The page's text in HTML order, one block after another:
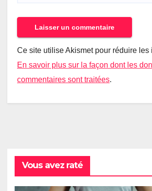
Ce site utilise Akismet pour réduire les
En savoir plus sur la façon dont les
commentaires sont traitées.
Vous avez raté